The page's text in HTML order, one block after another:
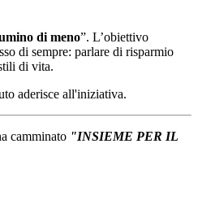
di meno”. L’obiettivo
di sempre: parlare di risparmio
di vita.
aderisce all'iniziativa.
camminato "INSIEME PER IL